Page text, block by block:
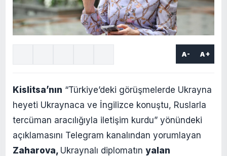
A- A+
Kislitsa’nın “Türkiye’deki görüşmelerde Ukrayna
heyeti Ukraynaca ve İngilizce konuştu, Ruslarla
tercüman aracılığıyla iletişim kurdu” yönündeki
açıklamasını Telegram kanalından yorumlayan
Zaharova, Ukraynalı diplomatın yalan